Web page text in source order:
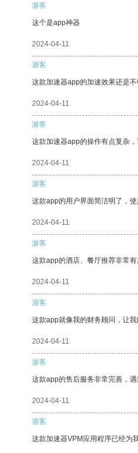
游客
这个是app神器
2024-04-11
游客
这款加速器app的加速效果还是
2024-04-11
游客
这款加速器app的操作有点复杂
2024-04-11
游客
这款app的用户界面简洁明了，
2024-04-11
游客
这款app的酒店、餐厅推荐非常
2024-04-11
游客
这款app就像我的财务顾问，让我
2024-04-11
游客
这款app的售后服务非常完善，
2024-04-11
游客
这款加速器VPM应用程序已经为